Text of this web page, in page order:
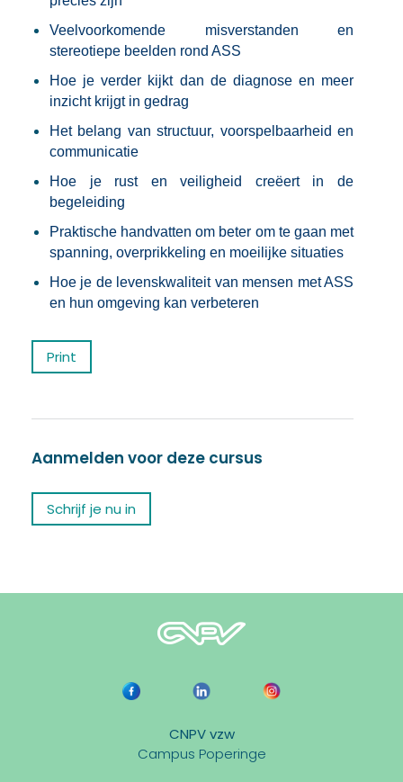
Veelvoorkomende misverstanden en
stereotiepe beelden rond ASS
Hoe je verder kijkt dan de diagnose en meer
inzicht krijgt in gedrag
Het belang van structuur, voorspelbaarheid en
communicatie
Hoe je rust en veiligheid creëert in de
begeleiding
Praktische handvatten om beter om te gaan met
spanning, overprikkeling en moeilijke situaties
Hoe je de levenskwaliteit van mensen met ASS
en hun omgeving kan verbeteren
Print
Aanmelden voor deze cursus
Schrijf je nu in
CNPV vzw
Campus Poperinge